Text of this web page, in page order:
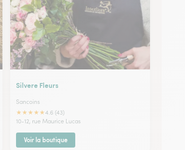
Silvere Fleurs
Sancoins
★★★★★4.6 (43)
10-12, rue Maurice Lucas
Voir la boutique